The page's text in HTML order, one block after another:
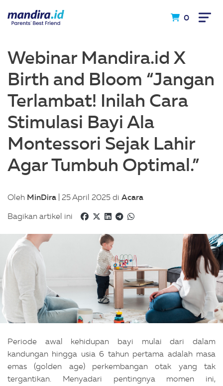
0
Webinar Mandira.id X
Birth and Bloom “Jangan
Terlambat! Inilah Cara
Stimulasi Bayi Ala
Montessori Sejak Lahir
Agar Tumbuh Optimal.”
Oleh MinDira | 25 April 2025 di Acara
Bagikan artikel ini
Periode awal kehidupan bayi mulai dari dalam
kandungan hingga usia 6 tahun pertama adalah masa
emas (golden age) perkembangan otak yang tak
tergantikan. Menyadari pentingnya momen ini,